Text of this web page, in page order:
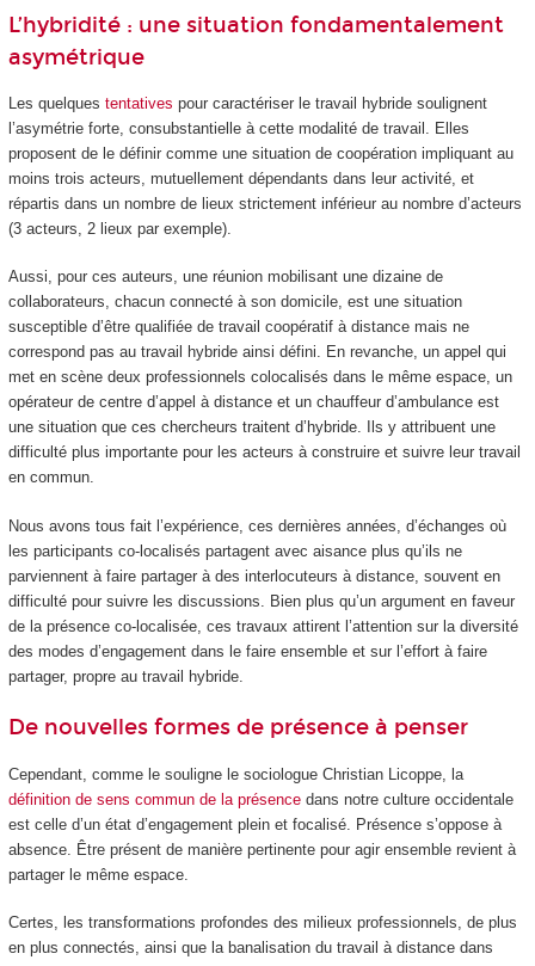
L’hybridité : une situation fondamentalement
asymétrique
Les quelques tentatives pour caractériser le travail hybride soulignent
l’asymétrie forte, consubstantielle à cette modalité de travail. Elles
proposent de le définir comme une situation de coopération impliquant au
moins trois acteurs, mutuellement dépendants dans leur activité, et
répartis dans un nombre de lieux strictement inférieur au nombre d’acteurs
(3 acteurs, 2 lieux par exemple).
Aussi, pour ces auteurs, une réunion mobilisant une dizaine de
collaborateurs, chacun connecté à son domicile, est une situation
susceptible d’être qualifiée de travail coopératif à distance mais ne
correspond pas au travail hybride ainsi défini. En revanche, un appel qui
met en scène deux professionnels colocalisés dans le même espace, un
opérateur de centre d’appel à distance et un chauffeur d’ambulance est
une situation que ces chercheurs traitent d’hybride. Ils y attribuent une
difficulté plus importante pour les acteurs à construire et suivre leur travail
en commun.
Nous avons tous fait l’expérience, ces dernières années, d’échanges où
les participants co-localisés partagent avec aisance plus qu’ils ne
parviennent à faire partager à des interlocuteurs à distance, souvent en
difficulté pour suivre les discussions. Bien plus qu’un argument en faveur
de la présence co-localisée, ces travaux attirent l’attention sur la diversité
des modes d’engagement dans le faire ensemble et sur l’effort à faire
partager, propre au travail hybride.
De nouvelles formes de présence à penser
Cependant, comme le souligne le sociologue Christian Licoppe, la
définition de sens commun de la présencedans notre culture occidentale
est celle d’un état d’engagement plein et focalisé. Présence s’oppose à
absence. Être présent de manière pertinente pour agir ensemble revient à
partager le même espace.
Certes, les transformations profondes des milieux professionnels, de plus
en plus connectés, ainsi que la banalisation du travail à distance dans